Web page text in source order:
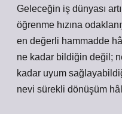
Geleceğin iş dünyası
öğrenme hızına
en değerli hammadde
ne kadar bildiğin değil;
kadar uyum
nevi sürekli dönüşüm